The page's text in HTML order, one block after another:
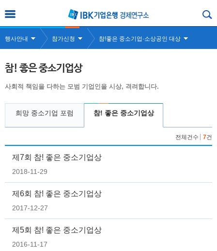
행사안내 참가신청 참!좋은 중소기업·소상공인 대상
참! 좋은 중소기업상
사회적 책임을 다하는 모범 기업인을 시상, 격려합니다.
희망 중소기업 포럼 참! 좋은 중소기업상
전체건수 7건
제7회 참! 좋은 중소기업상
2018-11-29
제6회 참! 좋은 중소기업상
2017-12-27
제5회 참! 좋은 중소기업상
2016-11-17